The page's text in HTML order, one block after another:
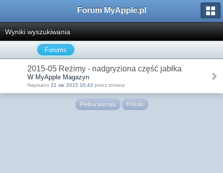
Forum MyApple.pl
Wyniki wyszukiwania
Forums
2015-05 Reżimy - nadgryziona część jabłka
W MyApple Magazyn
Napisano 21 sie 2015 10:43 przez tomasz
Pełna wersja Polski